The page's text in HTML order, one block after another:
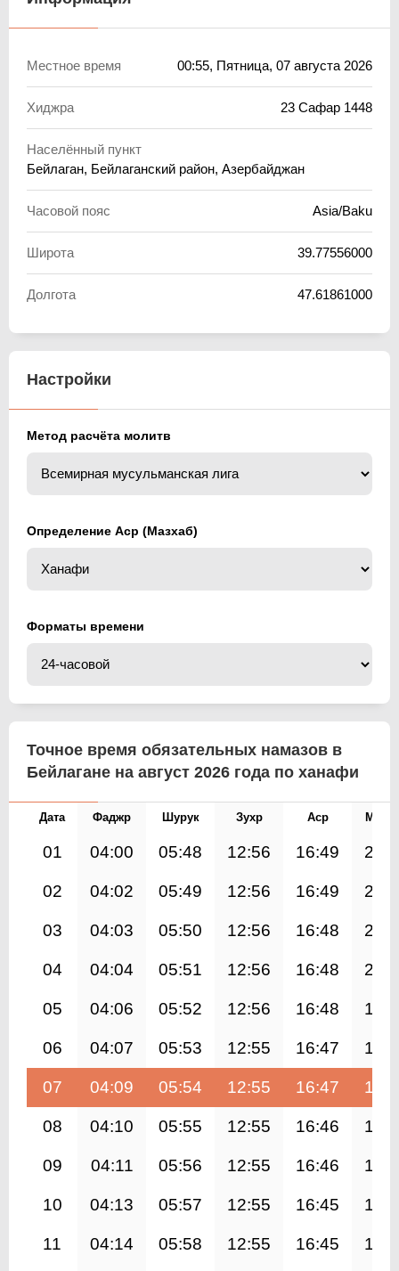
Местное время 00:55, Пятница, 07 августа 2026
Хиджра 23 Сафар 1448
Населённый пункт
Бейлаган, Бейлаганский район, Азербайджан
Часовой пояс Asia/Baku
Широта 39.77556000
Долгота 47.61861000
Настройки
Метод расчёта молитв
Определение Аср (Мазхаб)
Форматы времени
Точное время обязательных намазов в
Бейлагане на август 2026 года по ханафи
Дата Фаджр Шурук Зухр Аср
01 04:00 05:48 12:56 16:49
02 04:02 05:49 12:56 16:49
03 04:03 05:50 12:56 16:48
04 04:04 05:51 12:56 16:48
05 04:06 05:52 12:56 16:48
06 04:07 05:53 12:55 16:47
07 04:09 05:54 12:55 16:47
08 04:10 05:55 12:55 16:46
09 04:11 05:56 12:55 16:46
10 04:13 05:57 12:55 16:45
11 04:14 05:58 12:55 16:45